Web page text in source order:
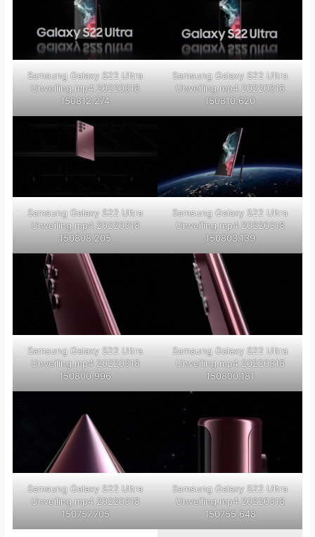
Samsung Galaxy S22 Ultra
Unveiling.mp4 20220318
150812.274
Samsung Galaxy S22 Ultra
Unveiling.mp4 20220318
150810.620
Samsung Galaxy S22 Ultra
Unveiling.mp4 20220318
150808.205
Samsung Galaxy S22 Ultra
Unveiling.mp4 20220318
150803.139
Samsung Galaxy S22 Ultra
Unveiling.mp4 20220318
150800.996
Samsung Galaxy S22 Ultra
Unveiling.mp4 20220318
150800.181
Samsung Galaxy S22 Ultra
Unveiling.mp4 20220318
150757.705
Samsung Galaxy S22 Ultra
Unveiling.mp4 20220318
150755.648